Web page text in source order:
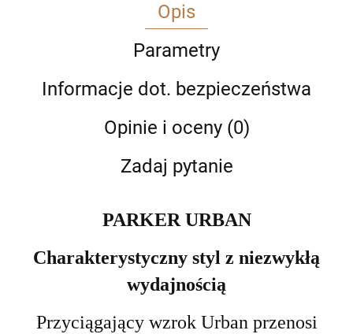
Opis
Parametry
Informacje dot. bezpieczeństwa
Opinie i oceny (0)
Zadaj pytanie
PARKER URBAN
Charakterystyczny styl z niezwykłą
wydajnością
Przyciągający wzrok Urban przenosi